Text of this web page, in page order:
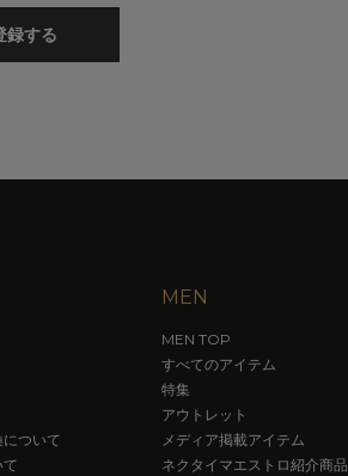
録する
ついて
MEN
MEN TOP
すべてのアイテム
特集
アウトレット
メディア掲載アイテム
ネクタイマエストロ紹介商品